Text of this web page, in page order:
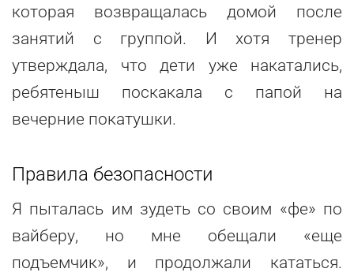
которая возвращалась домой после
занятий с группой. И хотя тренер
утверждала, что дети уже накатались,
ребятеныш поскакала с папой на
вечерние покатушки.
Правила безопасности
Я пыталась им зудеть со своим «фе» по
вайберу, но мне обещали «еще
подъемчик», и продолжали кататься.